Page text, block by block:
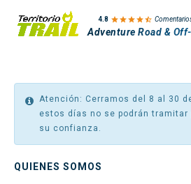
4.8 
Adventure Road &
Atención: Cerramos del 8 al 30
estos días no se podrán tramitar
su confianza.
QUIENES SOMOS